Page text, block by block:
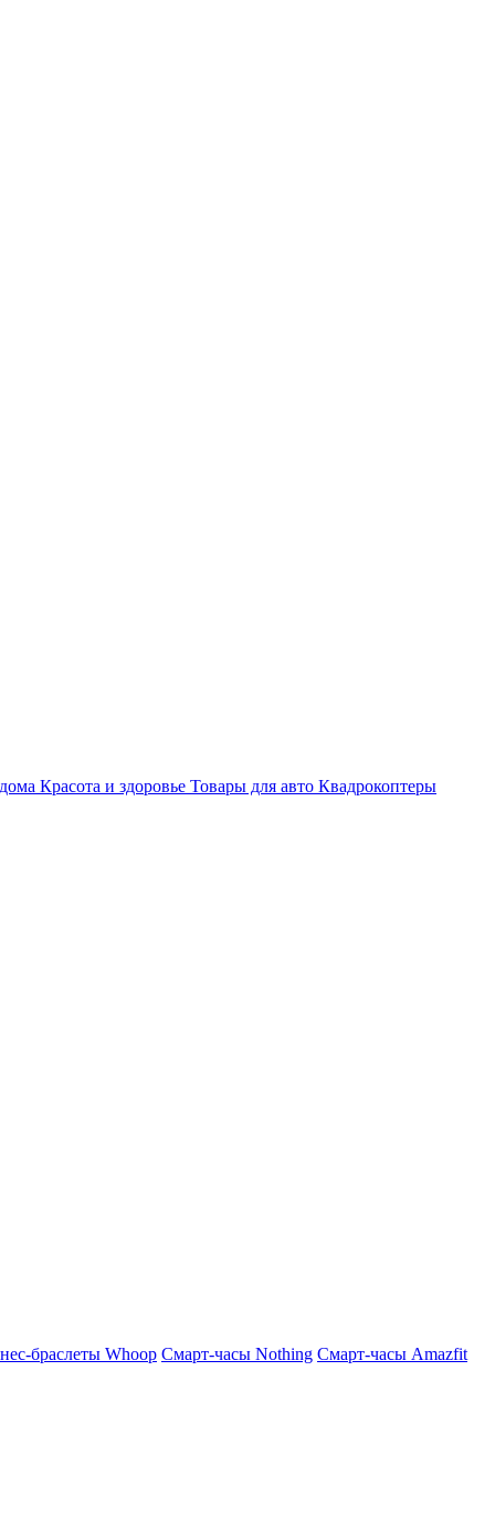
Красота и здоровье Товары для авто Квадрокоптеры
браслеты Whoop Смарт-часы Nothing Смарт-часы Amazfit